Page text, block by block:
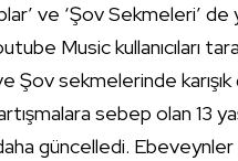
ve ‘Şov Sekmeleri’
Music kullanıcıları
Şov sekmelerinde
sebep olan 13
güncelledi. Ebeveynler